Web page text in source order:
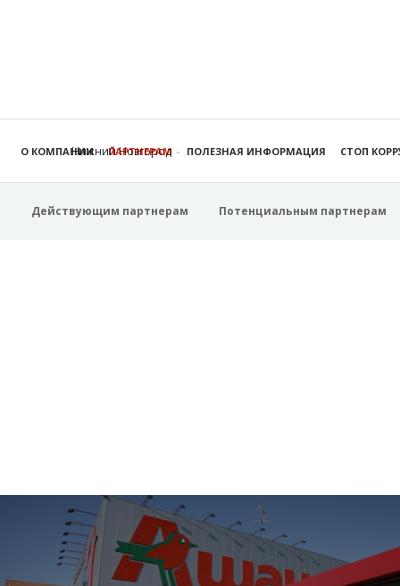
Нижний Новгород
О КОМПАНИИ ПАРТНЕРАМ ПОЛЕЗНАЯ ИНФОРМАЦИЯ СТОП
Действующим партнерам Потенциальным партнерам